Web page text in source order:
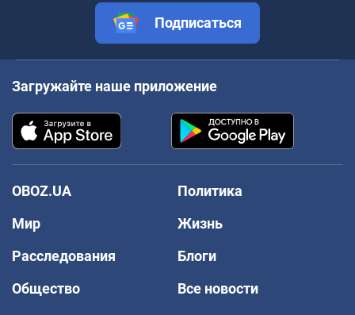
Подписаться
Загружайте наше приложение
OBOZ.UA
Политика
Мир
Жизнь
Расследования
Блоги
Общество
Все новости